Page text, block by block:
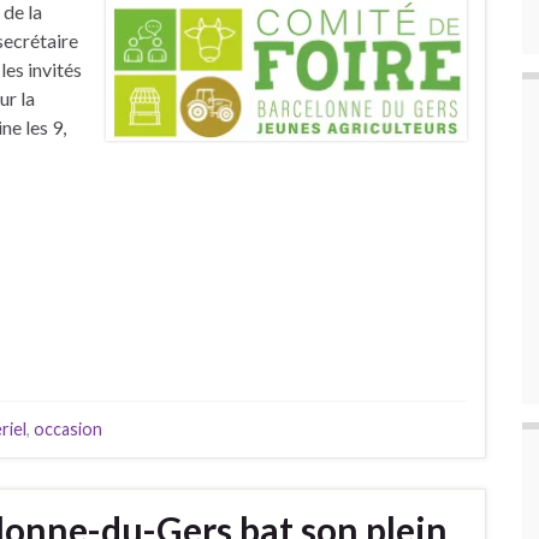
la
invités
la
les 9,
, occasion
du-Gers bat son plein